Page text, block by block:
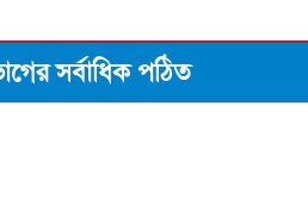
সর্বাধিক পঠিত